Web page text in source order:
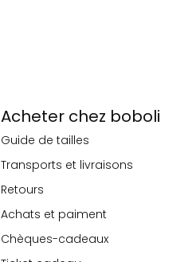
Acheter chez boboli
Guide de tailles
Transports et livraisons
Retours
Achats et paiment
Chèques-cadeaux